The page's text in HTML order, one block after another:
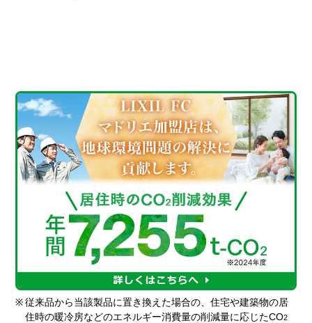
※ 従来品から当該製品に置き換えた場合の、住宅や建築物の居
住時の暖冷房などのエネルギー消費量の削減量に応じたCO2